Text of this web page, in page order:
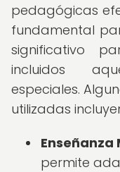
pedagógicas
fundamental
significativo
incluidos
especiales.
utilizadas
Enseñanza
permite